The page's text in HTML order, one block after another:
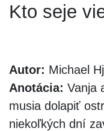
Kto seje
Autor: Michael
Anotácia: Vanja
musia dolapiť
niekoľkých dní